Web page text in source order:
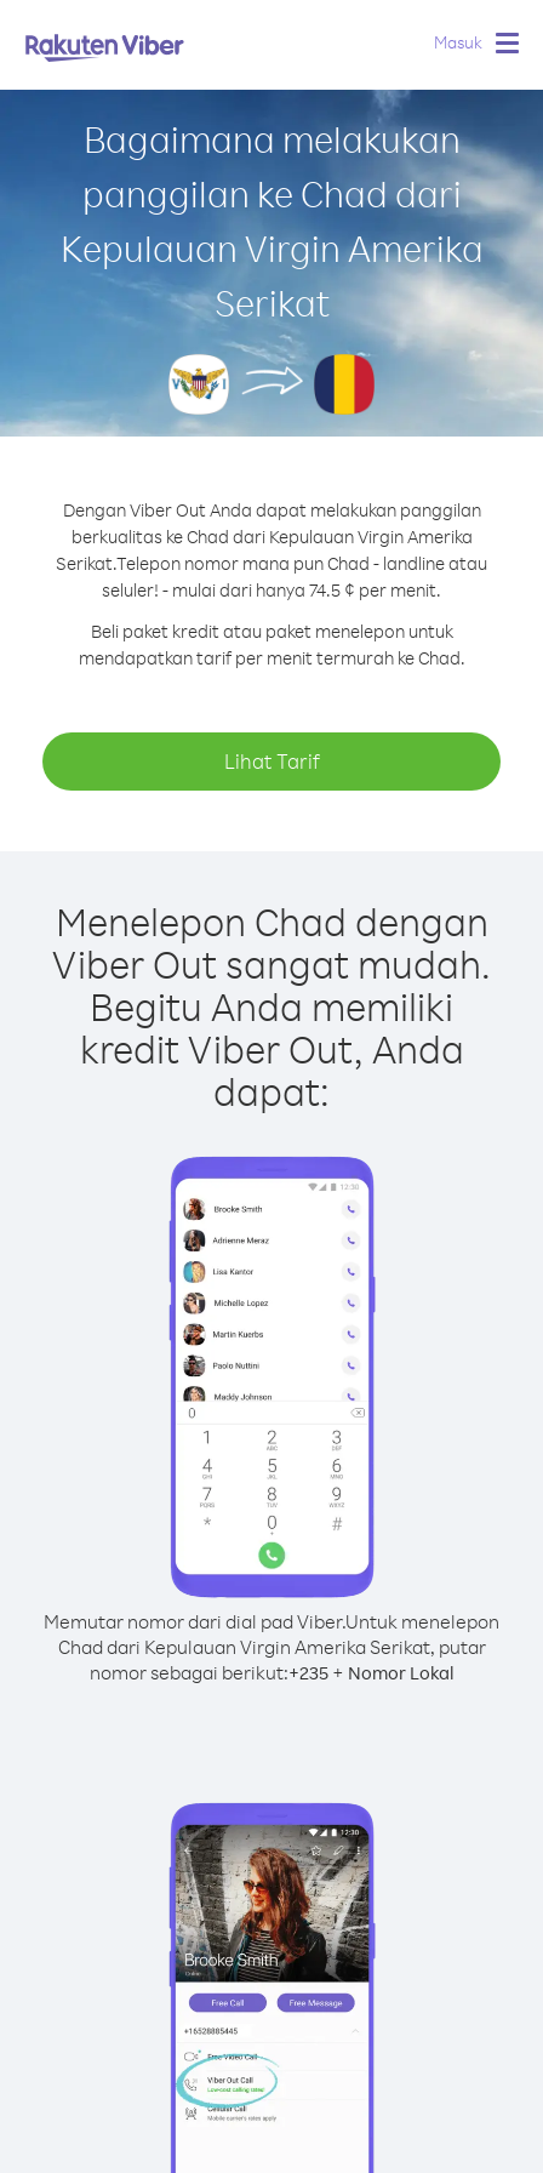
Masuk
Bagaimana melakukan
panggilan ke Chad dari
Kepulauan Virgin Amerika
Serikat
Dengan Viber Out Anda dapat melakukan panggilan
berkualitas ke Chad dari Kepulauan Virgin Amerika
Serikat.Telepon nomor mana pun Chad - landline atau
seluler! - mulai dari hanya 74.5 ¢ per menit.
Beli paket kredit atau paket menelepon untuk
mendapatkan tarif per menit termurah ke Chad.
Lihat Tarif
Menelepon Chad dengan
Viber Out sangat mudah.
Begitu Anda memiliki
kredit Viber Out, Anda
dapat:
Memutar nomor dari dial pad Viber.Untuk menelepon
Chad dari Kepulauan Virgin Amerika Serikat, putar
nomor sebagai berikut:+235+ Nomor Lokal